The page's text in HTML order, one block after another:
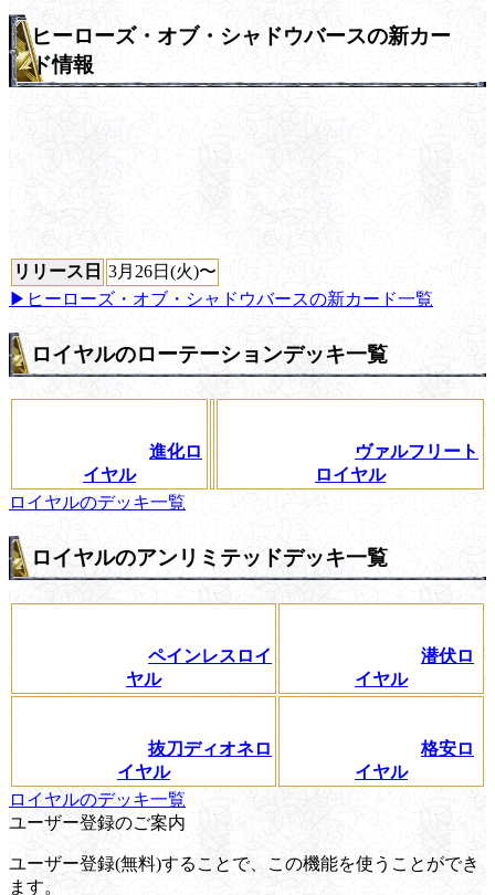
ヒーローズ・オブ・シャドウバースの新カー
ド情報
リリース日 3月26日(火)〜
▶ヒーローズ・オブ・シャドウバースの新カード一覧
ロイヤルのローテーションデッキ一覧
進化ロ
イヤル
ヴァルフリート
ロイヤル
ロイヤルのデッキ一覧
ロイヤルのアンリミテッドデッキ一覧
ペインレスロイ
ヤル
潜伏ロ
イヤル
抜刀ディオネロ
イヤル
格安ロ
イヤル
ロイヤルのデッキ一覧
ユーザー登録のご案内
ユーザー登録(無料)することで、この機能を使うことができ
ます。